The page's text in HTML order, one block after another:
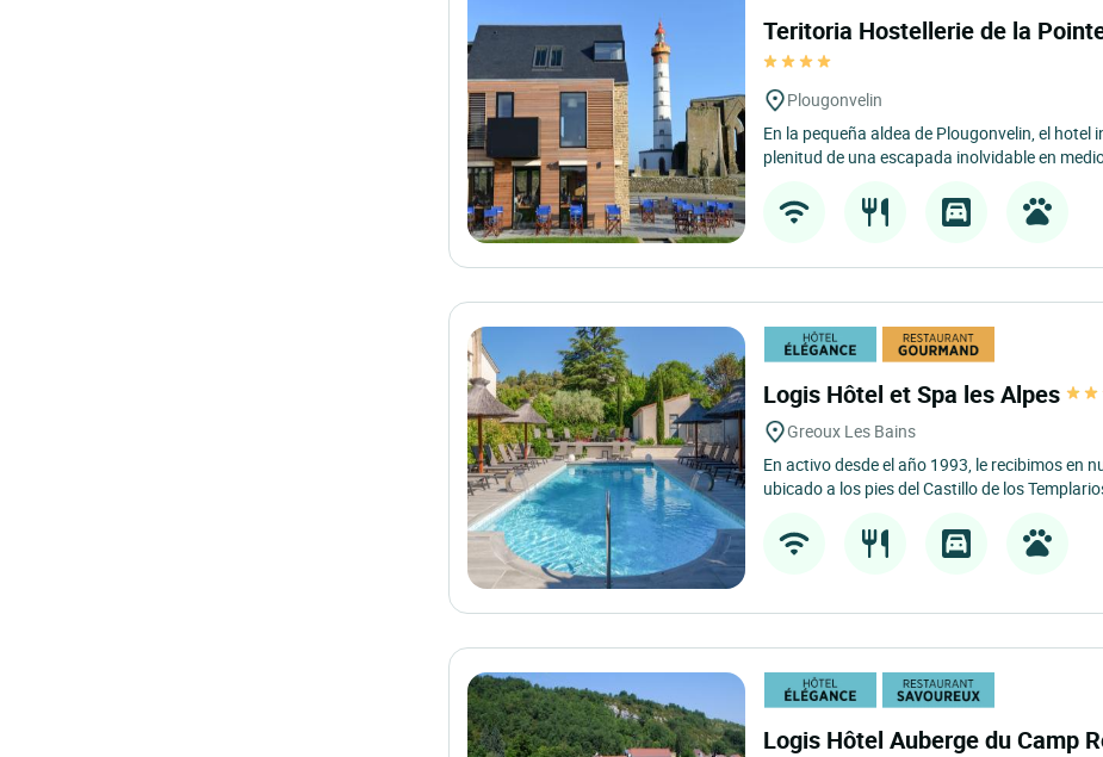
Teritoria Hostellerie de la
Plougonvelin
En la pequeña aldea de Plougonvelin, el hotel
plenitud de una escapada inolvidable en
Logis Hôtel et Spa les Alpes
Greoux Les Bains
En activo desde el año 1993, le recibimos en
ubicado a los pies del Castillo de los
Logis Hôtel Auberge du Camp